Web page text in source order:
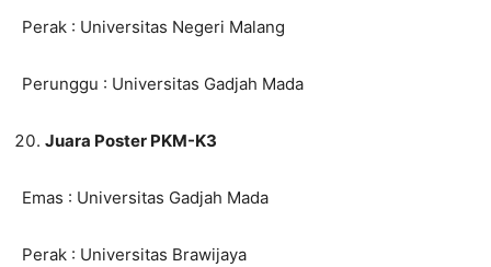
Perak : Universitas Negeri Malang
Perunggu : Universitas Gadjah Mada
Juara Poster PKM-K3
Emas : Universitas Gadjah Mada
Perak : Universitas Brawijaya